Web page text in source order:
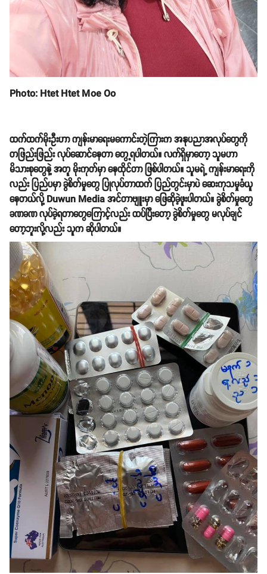
Photo: Htet Htet Moe Oo
ထက်ထက်မိုးဦးဟာ ကျန်းမာရေးမကောင်းတဲ့ကြားက အနုပညာအလုပ်တွေကို
တဖြည်းဖြည်း လုပ်ဆောင်နေတာ တွေ့ရပါတယ်။ လက်ရှိမှာတော့ သူမဟာ
မိသားစုတွေနဲ့ အတူ မိုးကုတ်မှာ နေထိုင်တာ ဖြစ်ပါတယ်။ သူမရဲ့ ကျန်းမာရေးကို
လည်း ပြည်ပမှာ ခွဲစိတ်မှုတွေ ပြုလုပ်တာထက် ပြည်တွင်းမှာပဲ ဆေးကုသမှုခံယူ
နေတယ်လို့ Duwun Media အင်တာဗျူးမှာ ဖြေဆိုခဲ့ဖူးပါတယ်။ ခွဲစိတ်မှုတွေ
ခဏခဏ လုပ်ခဲ့ရတာတွေကြောင့်လည်း ထပ်ပြီးတော့ ခွဲစိတ်မှုတွေ မလုပ်ချင်
တော့ဘူးလို့လည်း သူက ဆိုပါတယ်။